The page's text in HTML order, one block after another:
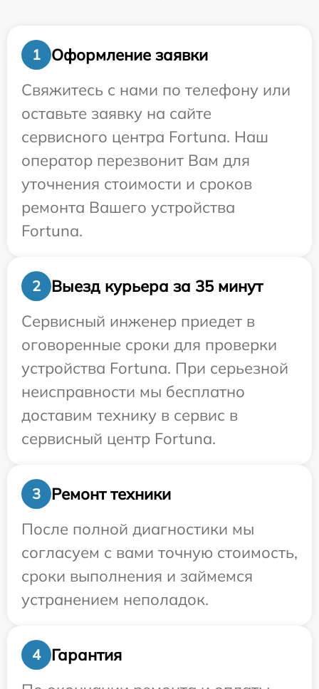
1
Оформление заявки
Свяжитесь с нами по телефону или
оставьте заявку на сайте
сервисного центра Fortuna. Наш
оператор перезвонит Вам для
уточнения стоимости и сроков
ремонта Вашего устройства
Fortuna.
2
Выезд курьера за 35 минут
Сервисный инженер приедет в
оговоренные сроки для проверки
устройства Fortuna. При серьезной
неисправности мы бесплатно
доставим технику в сервис в
сервисный центр Fortuna.
3
Ремонт техники
После полной диагностики мы
согласуем с вами точную стоимость,
сроки выполнения и займемся
устранением неполадок.
4
Гарантия